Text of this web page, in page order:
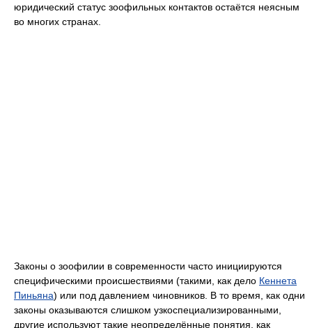
юридический статус зоофильных контактов остаётся неясным
во многих странах.
Законы о зоофилии в современности часто инициируются
специфическими происшествиями (такими, как дело Кеннета
Пиньяна) или под давлением чиновников. В то время, как одни
законы оказываются слишком узкоспециализированными,
другие используют такие неопределённые понятия, как